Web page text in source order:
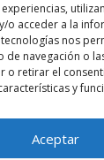
o acceder a la
nos
navegación o
o retirar el
y
Aceptar
e inglés.